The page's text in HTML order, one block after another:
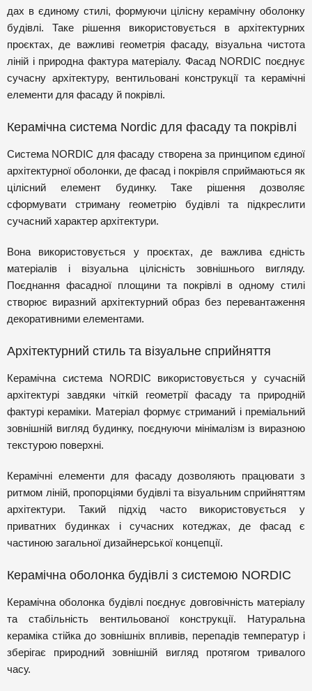
дах в єдиному стилі, формуючи цілісну керамічну оболонку
будівлі. Таке рішення використовується в архітектурних
проєктах, де важливі геометрія фасаду, візуальна чистота
ліній і природна фактура матеріалу. Фасад NORDIC поєднує
сучасну архітектуру, вентильовані конструкції та керамічні
елементи для фасаду й покрівлі.
Керамічна система Nordic для фасаду та покрівлі
Система NORDIC для фасаду створена за принципом єдиної
архітектурної оболонки, де фасад і покрівля сприймаються як
цілісний елемент будинку. Таке рішення дозволяє
сформувати стриману геометрію будівлі та підкреслити
сучасний характер архітектури.
Вона використовується у проєктах, де важлива єдність
матеріалів і візуальна цілісність зовнішнього вигляду.
Поєднання фасадної площини та покрівлі в одному стилі
створює виразний архітектурний образ без перевантаження
декоративними елементами.
Архітектурний стиль та візуальне сприйняття
Керамічна система NORDIC використовується у сучасній
архітектурі завдяки чіткій геометрії фасаду та природній
фактурі кераміки. Матеріал формує стриманий і преміальний
зовнішній вигляд будинку, поєднуючи мінімалізм із виразною
текстурою поверхні.
Керамічні елементи для фасаду дозволяють працювати з
ритмом ліній, пропорціями будівлі та візуальним сприйняттям
архітектури. Такий підхід часто використовується у
приватних будинках і сучасних котеджах, де фасад є
частиною загальної дизайнерської концепції.
Керамічна оболонка будівлі з системою NORDIC
Керамічна оболонка будівлі поєднує довговічність матеріалу
та стабільність вентильованої конструкції. Натуральна
кераміка стійка до зовнішніх впливів, перепадів температур і
зберігає природний зовнішній вигляд протягом тривалого
часу.